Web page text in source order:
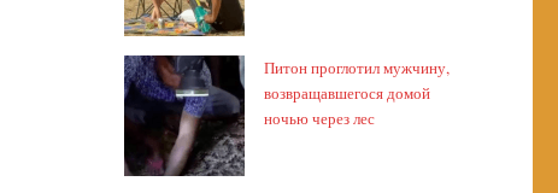
Питон проглотил мужчину,
возвращавшегося домой
ночью через лес